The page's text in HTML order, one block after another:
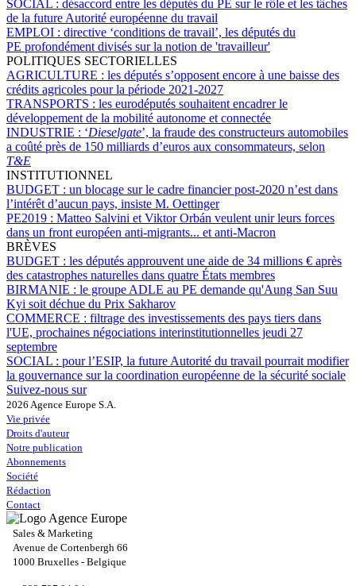
SOCIAL : désaccord entre les députés du PE sur le rôle et les tâches
de la future Autorité européenne du travail
EMPLOI : directive ‘conditions de travail’, les députés du
PE profondément divisés sur la notion de 'travailleur'
POLITIQUES SECTORIELLES
AGRICULTURE : les députés s’opposent encore à une baisse des
crédits agricoles pour la période 2021-2027
TRANSPORTS : les eurodéputés souhaitent encadrer le
développement de la mobilité autonome et connectée
INDUSTRIE : ‘Dieselgate’, la fraude des constructeurs automobiles
a coûté près de 150 milliards d’euros aux consommateurs, selon
T&E
INSTITUTIONNEL
BUDGET : un blocage sur le cadre financier post-2020 n’est dans
l’intérêt d’aucun pays, insiste M. Oettinger
PE2019 : Matteo Salvini et Viktor Orbán veulent unir leurs forces
dans un front européen anti-migrants... et anti-Macron
BRÈVES
BUDGET : les députés approuvent une aide de 34 millions € après
des catastrophes naturelles dans quatre États membres
BIRMANIE : le groupe ADLE au PE demande qu'Aung San Suu
Kyi soit déchue du Prix Sakharov
COMMERCE : filtrage des investissements des pays tiers dans
l'UE, prochaines négociations interinstitutionnelles jeudi 27
septembre
SOCIAL : pour l’ESIP, la future Autorité du travail pourrait modifier
la gouvernance sur la coordination européenne de la sécurité sociale
Suivez-nous sur
2026 Agence Europe S.A.
Vie privée
Droits d'auteur
Notre publication
Abonnements
Société
Rédaction
Contact
Sales & Marketing
Avenue de Cortenbergh 66
1000 Bruxelles - Belgique